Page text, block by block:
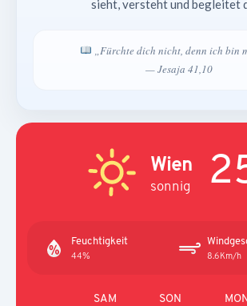
sieht, versteht und begleitet
„Fürchte dich nicht, denn ich bin
— Jesaja 41,10
Wien
sonnig
Feuchtigkeit
44% 8.6Km/h
SAM SON